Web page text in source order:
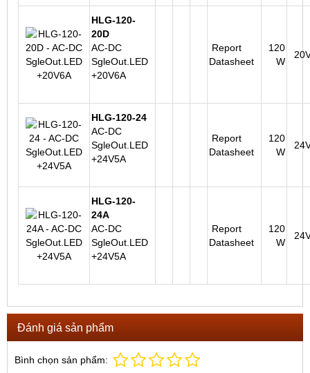
HLG-120-
20D
AC-DC
SgleOut.LED
+20V6A
Report
Datasheet
120
W
HLG-120-24
AC-DC
SgleOut.LED
+24V5A
Report
Datasheet
120
W
HLG-120-
24A
AC-DC
SgleOut.LED
+24V5A
Report
Datasheet
120
W
Đánh giá sản phẩm
Bình chọn sản phẩm: